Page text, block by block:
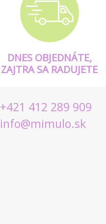
DNES OBJEDNÁTE,
ZAJTRA SA RADUJETE
+421 412 289 909
info@mimulo.sk